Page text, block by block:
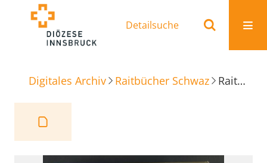
Detailsuche
Digitales Archiv Raitbücher Schwaz Raitbuch Unserer Lieben Frauen Gottshaus zu Swaz (Schwaz), Band 2